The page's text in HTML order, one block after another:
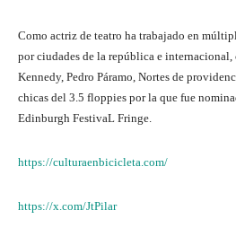
Como actriz de teatro ha trabajado en
por ciudades de la república e
Kennedy, Pedro Páramo, Nortes de
chicas del 3.5 floppies por la que fue
Edinburgh FestivaL Fringe.
https://culturaenbicicleta.com/
https://x.com/JtPilar